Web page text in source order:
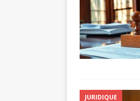
JURIDIQUE